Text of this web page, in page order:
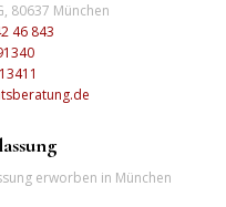
80637 München
46 843
erworben in München